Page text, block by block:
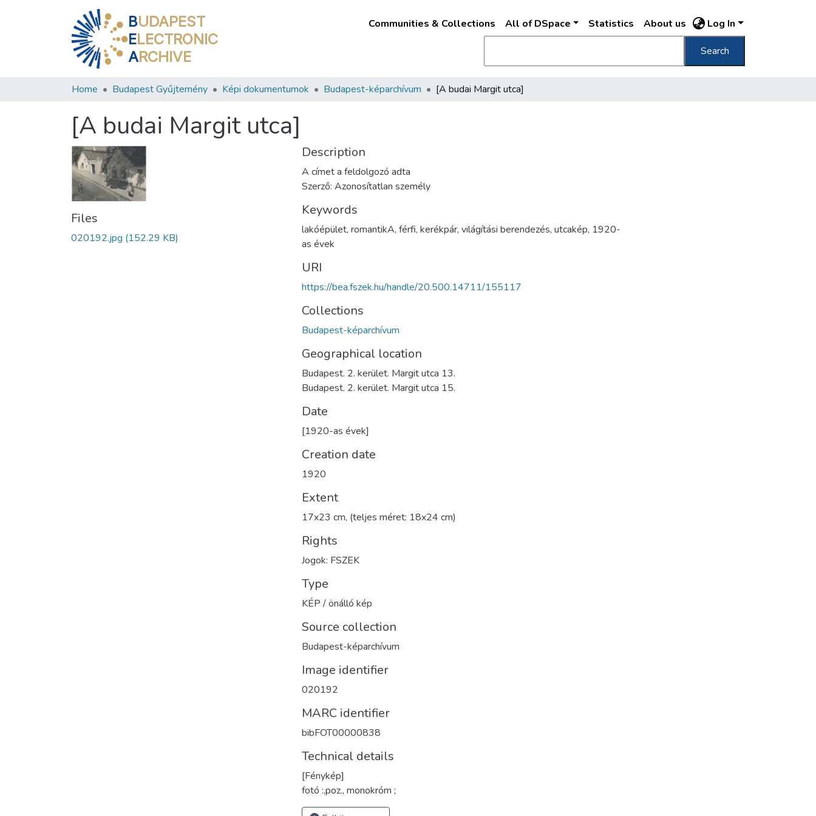
BUDAPEST
ELECTRONIC
ARCHIVE
Communities & Collections All of DSpace Statistics About us Log In
Search
Home Budapest Gyűjtemény Képi dokumentumok Budapest-képarchívum [A budai Margit utca]
[A budai Margit utca]
Files
020192.jpg (152.29 KB)
Description
A címet a feldolgozó adta
Szerző: Azonosítatlan személy
Keywords
lakóépület, romantikA, férfi, kerékpár, világítási berendezés, utcakép, 1920-
as évek
URI
https://bea.fszek.hu/handle/20.500.14711/155117
Collections
Budapest-képarchívum
Geographical location
Budapest. 2. kerület. Margit utca 13.
Budapest. 2. kerület. Margit utca 15.
Date
[1920-as évek]
Creation date
1920
Extent
17x23 cm, (teljes méret: 18x24 cm)
Rights
Jogok: FSZEK
Type
KÉP / önálló kép
Source collection
Budapest-képarchívum
Image identifier
020192
MARC identifier
bibFOT00000838
Technical details
[Fénykép]
fotó :,poz., monokróm ;